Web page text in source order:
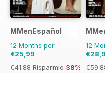
MMenEspañol
12 Months per
€25,99
€41.88 Risparmio 38%
12